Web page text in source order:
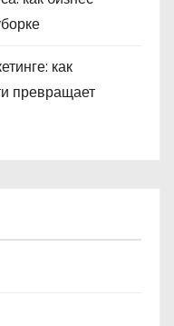
как
превращает